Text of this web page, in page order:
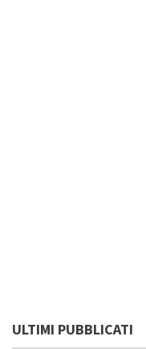
ULTIMI PUBBLICATI